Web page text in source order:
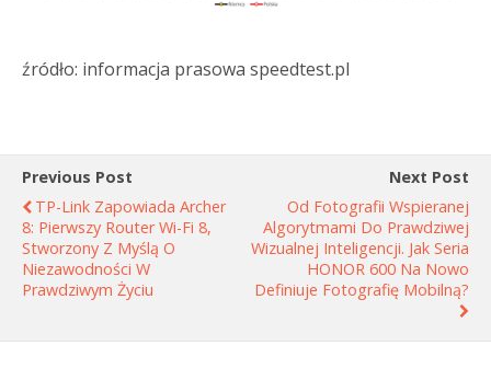
źródło: informacja prasowa speedtest.pl
Previous Post
TP-Link Zapowiada Archer
8: Pierwszy Router Wi-Fi 8,
Stworzony Z Myślą O
Niezawodności W
Prawdziwym Życiu
Next Post
Od Fotografii Wspieranej
Algorytmami Do Prawdziwej
Wizualnej Inteligencji. Jak Seria
HONOR 600 Na Nowo
Definiuje Fotografię Mobilną?